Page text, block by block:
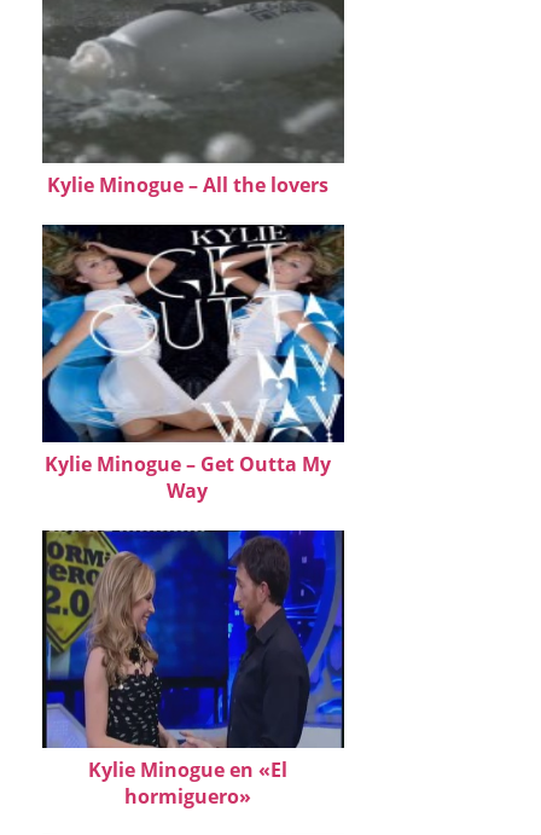
Kylie Minogue – All the lovers
Kylie Minogue – Get Outta My
Way
Kylie Minogue en «El
hormiguero»